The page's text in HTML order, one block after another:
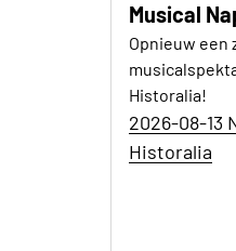
Musical
Opnieuw
Historalia!
2026-08-13
Historalia